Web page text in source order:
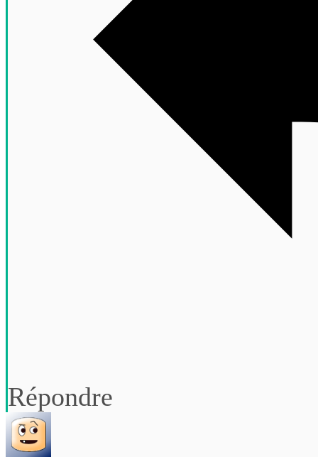
Répondre